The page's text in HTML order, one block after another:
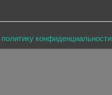
политику конфиденциальности